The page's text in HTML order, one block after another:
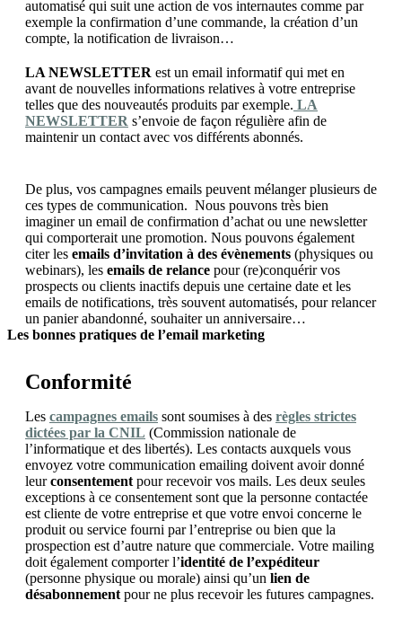
automatisé qui suit une action de vos internautes comme par
exemple la confirmation d’une commande, la création d’un
compte, la notification de livraison…
LA NEWSLETTER est un email informatif qui met en
avant de nouvelles informations relatives à votre entreprise
telles que des nouveautés produits par exemple. LA
NEWSLETTER s’envoie de façon régulière afin de
maintenir un contact avec vos différents abonnés.
De plus, vos campagnes emails peuvent mélanger plusieurs de
ces types de communication. Nous pouvons très bien
imaginer un email de confirmation d’achat ou une newsletter
qui comporterait une promotion. Nous pouvons également
citer les emails d’invitation à des évènements (physiques ou
webinars), les emails de relance pour (re)conquérir vos
prospects ou clients inactifs depuis une certaine date et les
emails de notifications, très souvent automatisés, pour relancer
un panier abandonné, souhaiter un anniversaire…
Les bonnes pratiques de l’email marketing
Conformité
Les campagnes emails sont soumises à des règles strictes
dictées par la CNIL (Commission nationale de
l’informatique et des libertés). Les contacts auxquels vous
envoyez votre communication emailing doivent avoir donné
leurconsentement pour recevoir vos mails. Les deux seules
exceptions à ce consentement sont que la personne contactée
est cliente de votre entreprise et que votre envoi concerne le
produit ou service fourni par l’entreprise ou bien que la
prospection est d’autre nature que commerciale. Votre mailing
doit également comporter l’identité de l’expéditeur
(personne physique ou morale) ainsi qu’un lien de
désabonnement pour ne plus recevoir les futures campagnes.